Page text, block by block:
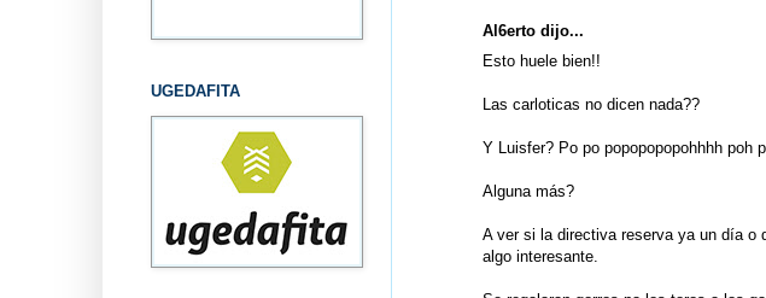
Al6erto dijo...
Esto huele bien!!
Las carloticas no dicen nada??
Y Luisfer? Po po popopopopohhhh poh
Alguna más?
A ver si la directiva reserva ya un día o
algo interesante.
UGEDAFITA